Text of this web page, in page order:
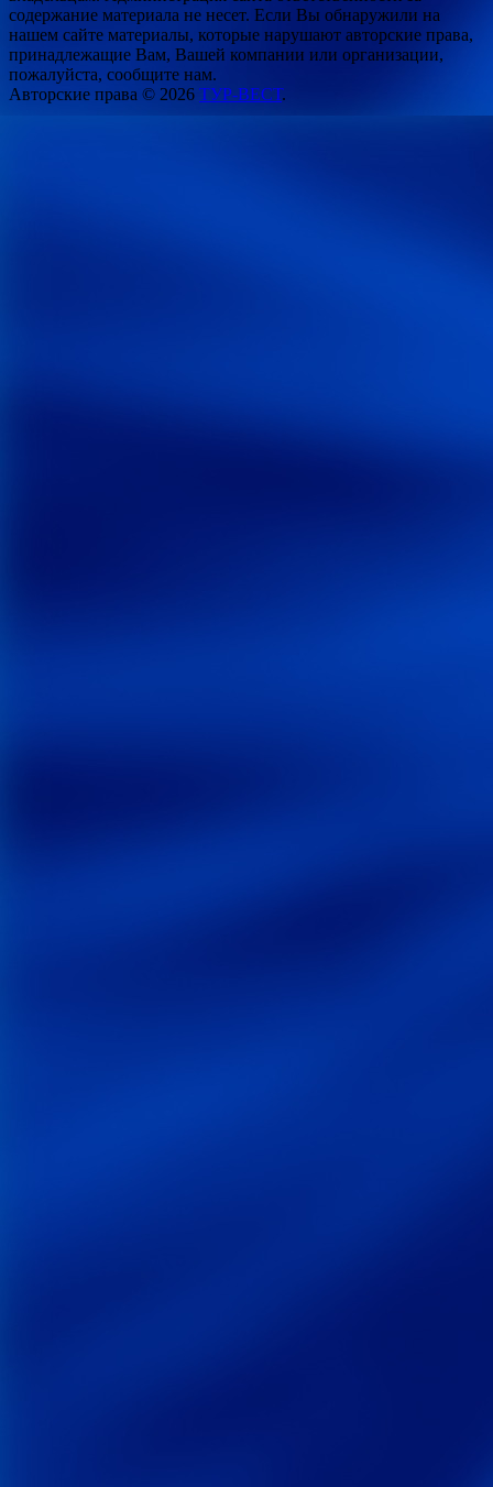
содержание материала не несет. Если Вы обнаружили на
нашем сайте материалы, которые нарушают авторские права,
принадлежащие Вам, Вашей компании или организации,
пожалуйста, сообщите нам.
Авторские права © 2026 ТУР-ВЕСТ.